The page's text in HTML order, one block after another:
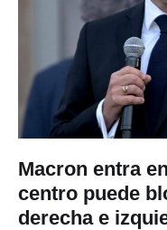
Macron entra
centro puede
derecha e